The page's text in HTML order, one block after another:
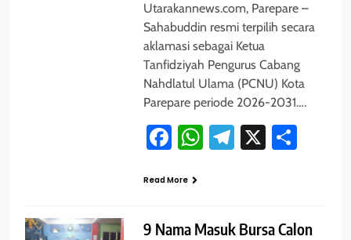
Utarakannews.com, Parepare –
Sahabuddin resmi terpilih secara
aklamasi sebagai Ketua
Tanfidziyah Pengurus Cabang
Nahdlatul Ulama (PCNU) Kota
Parepare periode 2026-2031….
Facebook
WhatsApp
Telegram
X
Read More
9 Nama Masuk Bursa Calon